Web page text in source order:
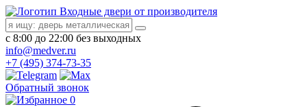
Входные двери от производителя
с 8:00 до 22:00 без выходных
info@medver.ru
+7 (495) 374-73-35
Обратный звонок
0